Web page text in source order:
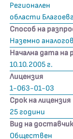
Регионален
области
Способ на
Наземно
Начална дата на
10.10.2005 г.
Лицензия
1-063-01-03
Срок на лицензия
25 години
Вид на
Обществен